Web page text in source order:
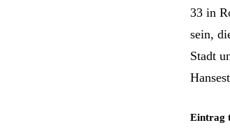
33 in
sein,
Stadt
Eintrag